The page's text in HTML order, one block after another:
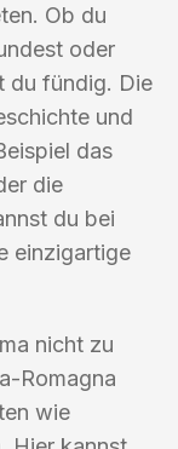
Ob du
oder
du fündig. Die
und
das
die
du bei
einzigartige
nicht zu
Romagna
wie